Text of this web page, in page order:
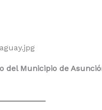
del Municipio de